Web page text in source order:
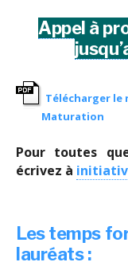
Appel à
Télécharger le
Maturation
Pour toutes
écrivez à
Les temps
lauréats :